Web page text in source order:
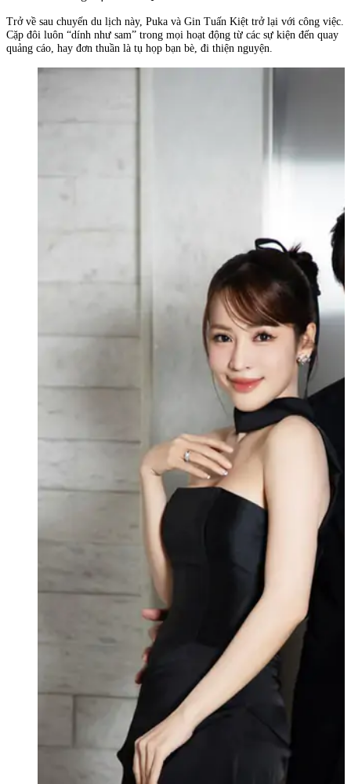
Trở về sau chuyến du lịch này, Puka và Gin Tuấn Kiệt trở lại với công việc.
Cặp đôi luôn “dính như sam” trong mọi hoạt động từ các sự kiện đến quay
quảng cáo, hay đơn thuần là tụ họp bạn bè, đi thiện nguyện.